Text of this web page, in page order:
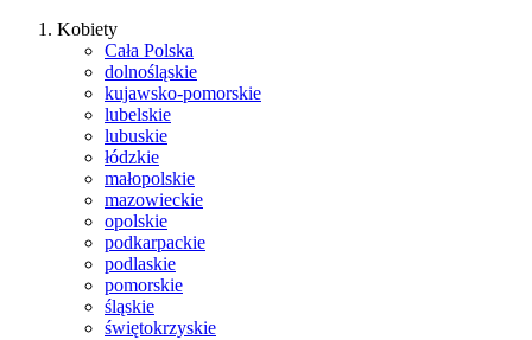
Kobiety
Cała Polska
dolnośląskie
kujawsko-pomorskie
lubelskie
lubuskie
łódzkie
małopolskie
mazowieckie
opolskie
podkarpackie
podlaskie
pomorskie
śląskie
świętokrzyskie